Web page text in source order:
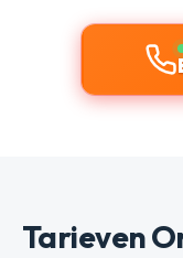
Tarieven